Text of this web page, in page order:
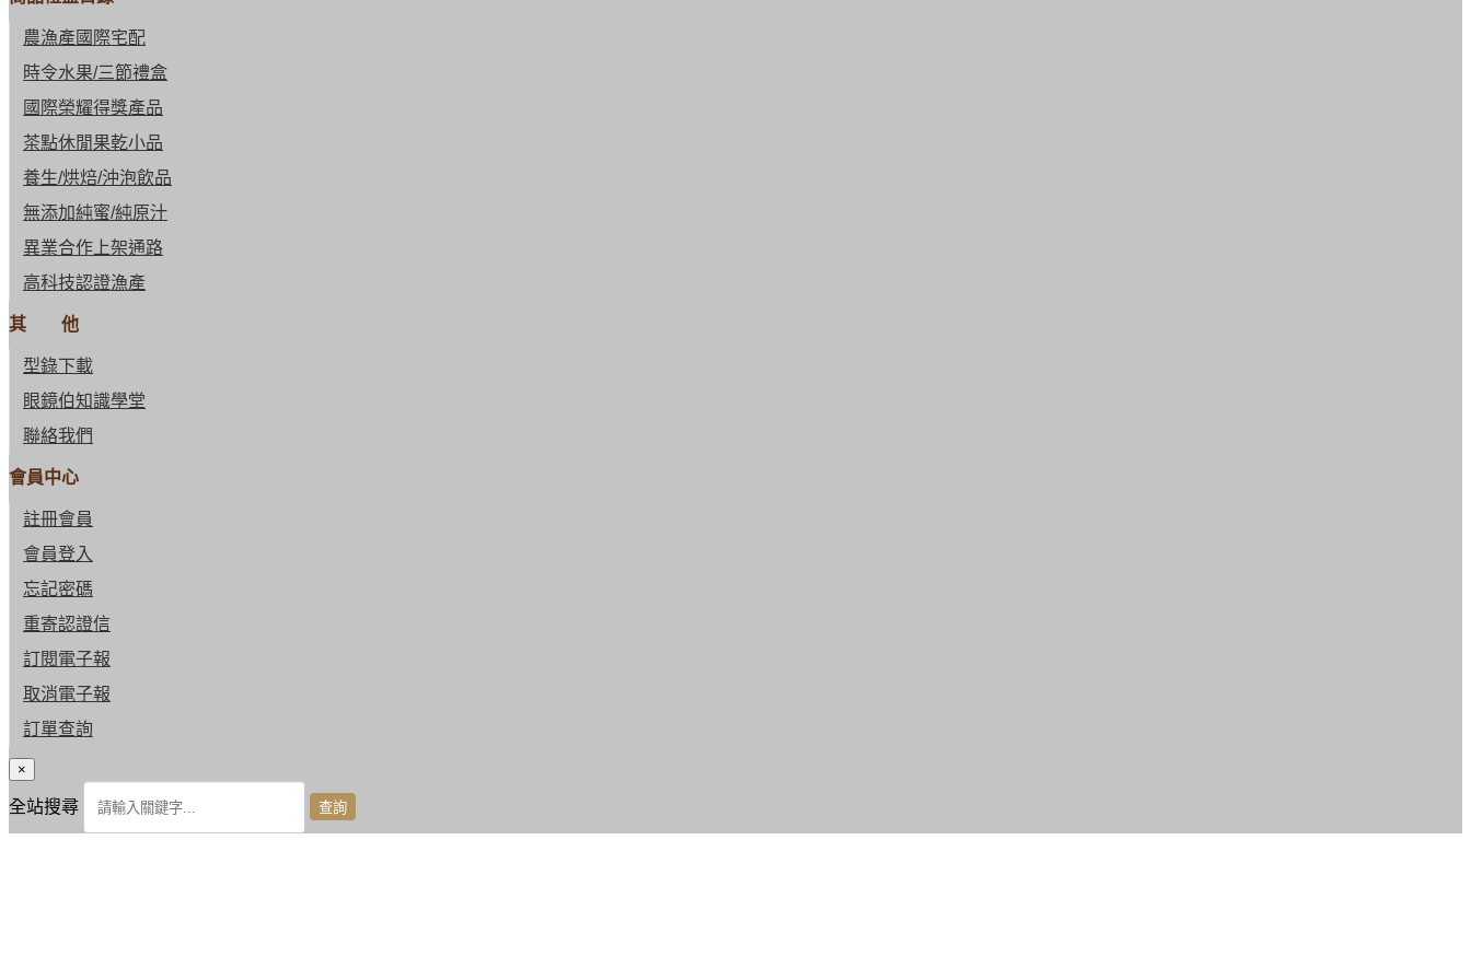
農漁產國際宅配
時令水果/三節禮盒
國際榮耀得獎產品
茶點休閒果乾小品
養生/烘焙/沖泡飲品
無添加純蜜/純原汁
異業合作上架通路
高科技認證漁產
其 他
型錄下載
眼鏡伯知識學堂
聯絡我們
會員中心
註冊會員
會員登入
忘記密碼
重寄認證信
訂閱電子報
取消電子報
訂單查詢
×
全站搜尋